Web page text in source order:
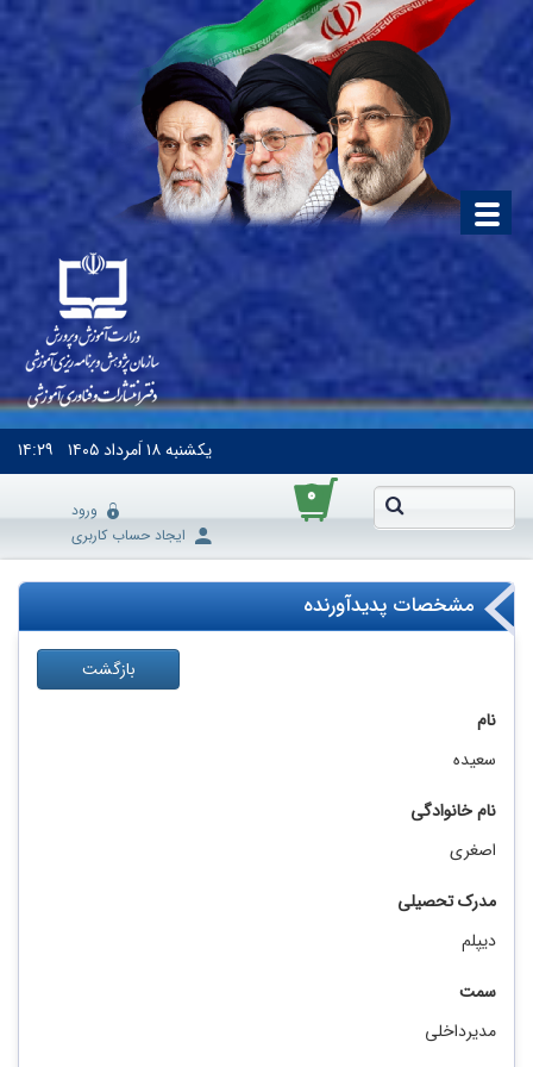
یکشنبه۱۸ اَمرداد ۱۴۰۵ ۱۴:۲۹
۰
ورود
ایجاد حساب کاربری
مشخصات پدیدآورنده
بازگشت
نام
سعیده
نام خانوادگی
اصغری
مدرک تحصیلی
دیپلم
سمت
مدیرداخلی